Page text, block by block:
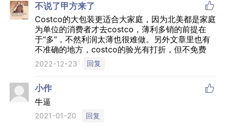
不说了甲方来了 
Costco的大包装更适合大家庭，因为北美都是家庭
为单位的消费者才去costco，薄利多销的前提在
于“多”，不然利润太薄也很难做。另外文章里也有
不准确的地方，costco的验光有打折，但不免费
2022-12-23 回复
小作 
牛逼
2021-01-20 回复